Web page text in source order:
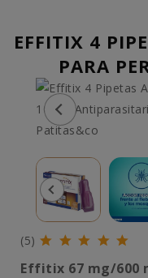
EFFITIX 4
PARA
(5)
Effitix 67 mg/600